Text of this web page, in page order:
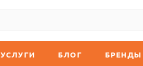
УСЛУГИ БЛОГ БРЕНДЫ